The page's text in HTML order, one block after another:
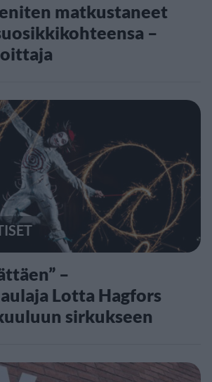
matkustaneet
–
–
Lotta Hagfors
sirkukseen